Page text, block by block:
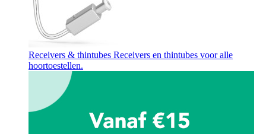
Receivers & thintubes Receivers en thintubes voor alle
hoortoestellen.